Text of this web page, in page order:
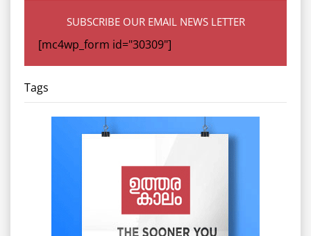
SUBSCRIBE OUR EMAIL NEWS LETTER
[mc4wp_form id="30309"]
Tags